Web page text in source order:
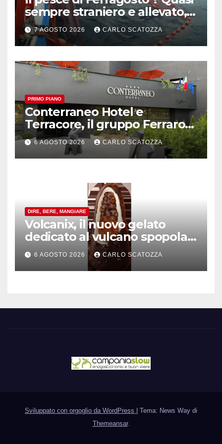
sempre straniero e allevato,
in sofferenza
7 AGOSTO 2026 CARLO SCATOZZA
PRIMO PIANO
Conterraneo Hotel e
Terracore, il gruppo Ferraro
amplia l’ ospitalità e il gusto
alle porte di Caserta
6 AGOSTO 2026 CARLO SCATOZZA
DIRE, BERE, MANGIARE
Volcanix, il nuovo gelato
dedicato al vulcano spopola,
è nato a Caivano
6 AGOSTO 2026 CARLO SCATOZZA
Sviluppato con orgoglio da WordPress
Tema: News Way di
Themeansar.